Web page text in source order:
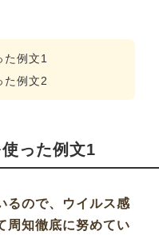
た例文1
た例文2
った例文1
るので、ウイルス感
周知徹底に努めてい